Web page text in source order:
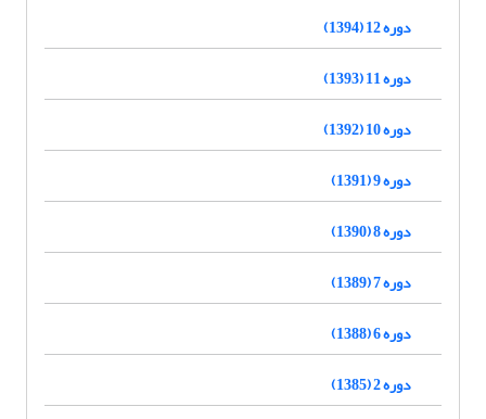
دوره 12 (1394)
دوره 11 (1393)
دوره 10 (1392)
دوره 9 (1391)
دوره 8 (1390)
دوره 7 (1389)
دوره 6 (1388)
دوره 2 (1385)